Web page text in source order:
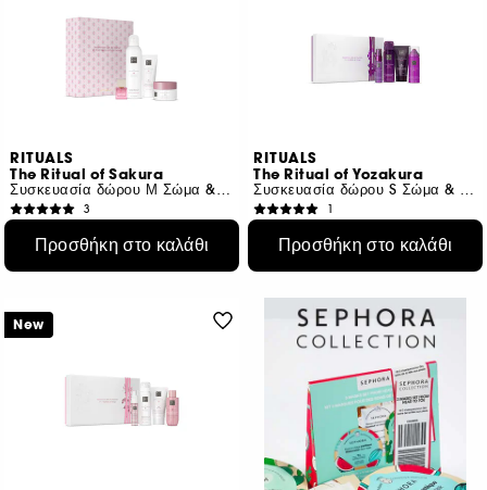
RITUALS
The Ritual of Sakura
Συσκευασία δώρου Μ Σώμα & Μπάνιο
3
€ 8,52 /100ml
Προσθήκη στο καλάθι
RITUALS
The Ritual of Yozakura
Συσκευασία δώρου S Σώμα & Μπάνιο
1
€ 14,47 /100ml
Προσθήκη στο καλάθι
New